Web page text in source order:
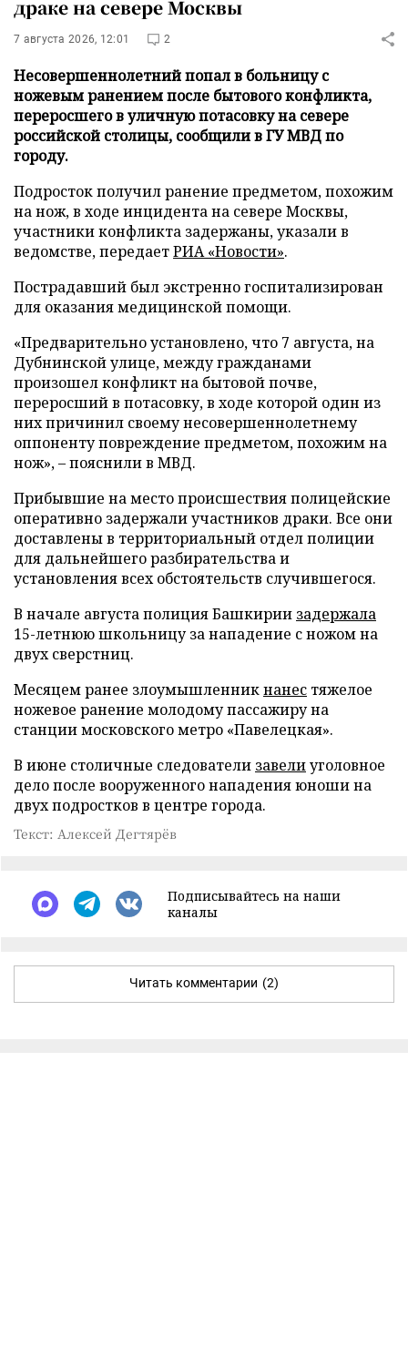
драке на севере Москвы
7 августа 2026, 12:01 2
Несовершеннолетний попал в больницу с
ножевым ранением после бытового конфликта,
переросшего в уличную потасовку на севере
российской столицы, сообщили в ГУ МВД по
городу.
Подросток получил ранение предметом, похожим
на нож, в ходе инцидента на севере Москвы,
участники конфликта задержаны, указали в
ведомстве, передаетРИА «Новости».
Пострадавший был экстренно госпитализирован
для оказания медицинской помощи.
«Предварительно установлено, что 7 августа, на
Дубнинской улице, между гражданами
произошел конфликт на бытовой почве,
переросший в потасовку, в ходе которой один из
них причинил своему несовершеннолетнему
оппоненту повреждение предметом, похожим на
нож», – пояснили в МВД.
Прибывшие на место происшествия полицейские
оперативно задержали участников драки. Все они
доставлены в территориальный отдел полиции
для дальнейшего разбирательства и
установления всех обстоятельств случившегося.
В начале августа полиция Башкирии задержала
15-летнюю школьницу за нападение с ножом на
двух сверстниц.
Месяцем ранее злоумышленникнанес тяжелое
ножевое ранение молодому пассажиру на
станции московского метро «Павелецкая».
В июне столичные следователи завелиуголовное
дело после вооруженного нападения юноши на
двух подростков в центре города.
Текст: Алексей Дегтярёв
Подписывайтесь на наши
каналы
Читать комментарии (2)